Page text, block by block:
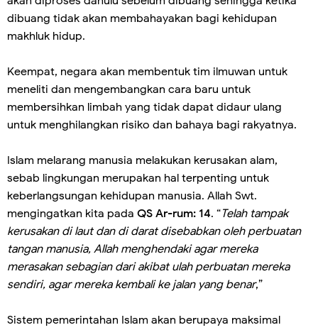
dibuang tidak akan membahayakan bagi kehidupan
makhluk hidup.
Keempat, negara akan membentuk tim ilmuwan untuk
meneliti dan mengembangkan cara baru untuk
membersihkan limbah yang tidak dapat didaur ulang
untuk menghilangkan risiko dan bahaya bagi rakyatnya.
Islam melarang manusia melakukan kerusakan alam,
sebab lingkungan merupakan hal terpenting untuk
keberlangsungan kehidupan manusia. Allah Swt.
mengingatkan kita pada QS Ar-rum: 14. “Telah tampak
kerusakan di laut dan di darat disebabkan oleh perbuatan
tangan manusia, Allah menghendaki agar mereka
merasakan sebagian dari akibat ulah perbuatan mereka
sendiri, agar mereka kembali ke jalan yang benar,”
Sistem pemerintahan Islam akan berupaya maksimal